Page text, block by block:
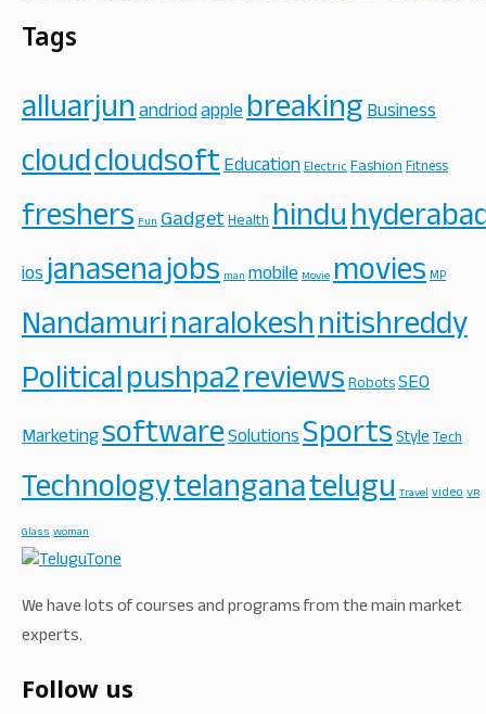
Tags
alluarjunandriodapplebreakingBusiness
cloudcloudsoftEducationElectricFashionFitness
freshersFunGadgetHealthhindu
iosjanasenajobsmanmobileMoviemoviesMP
Nandamurinaralokeshnitishreddy
Politicalpushpa2reviewsRobotsSEO
MarketingsoftwareSolutionsSportsStyleTech
TechnologytelanganateluguTravelvideoVR
Glasswoman
We have lots of courses and programs from the main market
experts.
Follow us